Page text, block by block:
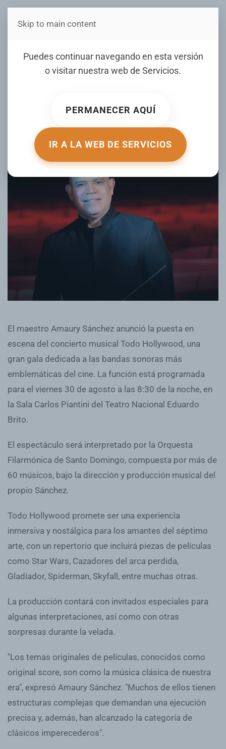
Estás en Telenord Medios
Puedes continuar navegando en esta versión
o visitar nuestra web de Servicios.
PERMANECER AQUÍ
IR A LA WEB DE SERVICIOS
Skip to main content
Amaury Sánchez presenta
"Todo Hollywood": una gala
bandas sonoras del cine
ESCRITO POR DIARIOLIBRE EL
. PUBLICADO EN
FARANDULA
.
El maestro Amaury Sánchez anunció la puesta en
escena del concierto musical Todo Hollywood, una
gran gala dedicada a las bandas sonoras más
emblemáticas del cine. La función está programada
para el viernes 30 de agosto a las 8:30 de la noche, en
la Sala Carlos Piantini del Teatro Nacional Eduardo
Brito.
El espectáculo será interpretado por la Orquesta
Filarmónica de Santo Domingo, compuesta por más de
60 músicos, bajo la dirección y producción musical del
propio Sánchez.
Todo Hollywood promete ser una experiencia
inmersiva y nostálgica para los amantes del séptimo
arte, con un repertorio que incluirá piezas de películas
como Star Wars, Cazadores del arca perdida,
Gladiador, Spiderman, Skyfall, entre muchas otras.
La producción contará con invitados especiales para
algunas interpretaciones, así como con otras
sorpresas durante la velada.
"Los temas originales de películas, conocidos como
original score, son como la música clásica de nuestra
era", expresó Amaury Sánchez. "Muchos de ellos tienen
estructuras complejas que demandan una ejecución
precisa y, además, han alcanzado la categoría de
clásicos imperecederos".